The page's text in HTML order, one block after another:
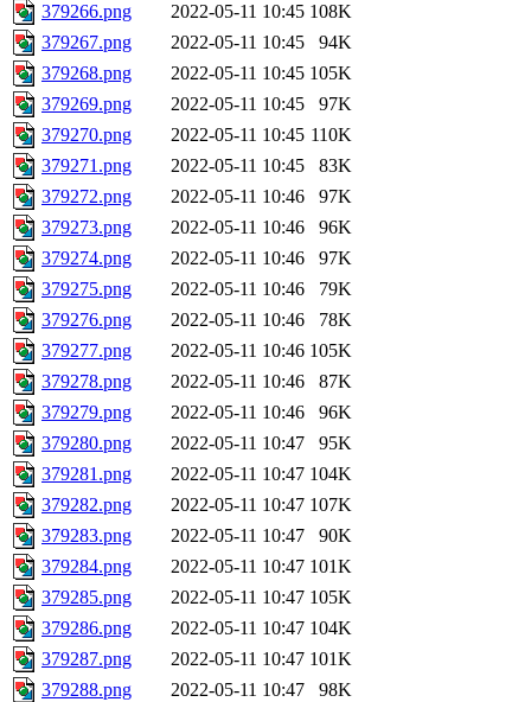
379266.png
2022-05-11 10:45 108K
379267.png
2022-05-11 10:45
94K
379268.png
2022-05-11 10:45 105K
379269.png
2022-05-11 10:45
97K
379270.png
2022-05-11 10:45 110K
379271.png
2022-05-11 10:45
83K
379272.png
2022-05-11 10:46
97K
379273.png
2022-05-11 10:46
96K
379274.png
2022-05-11 10:46
97K
379275.png
2022-05-11 10:46
79K
379276.png
2022-05-11 10:46
78K
379277.png
2022-05-11 10:46 105K
379278.png
2022-05-11 10:46
87K
379279.png
2022-05-11 10:46
96K
379280.png
2022-05-11 10:47
95K
379281.png
2022-05-11 10:47 104K
379282.png
2022-05-11 10:47 107K
379283.png
2022-05-11 10:47
90K
379284.png
2022-05-11 10:47 101K
379285.png
2022-05-11 10:47 105K
379286.png
2022-05-11 10:47 104K
379287.png
2022-05-11 10:47 101K
379288.png
2022-05-11 10:47
98K